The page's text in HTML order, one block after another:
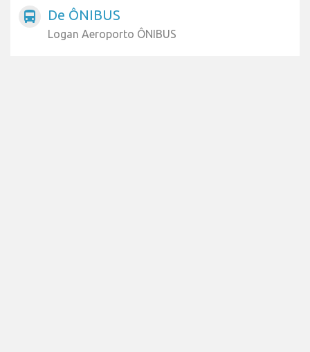
directions_bus De ÔNIBUS
Logan Aeroporto ÔNIBUS